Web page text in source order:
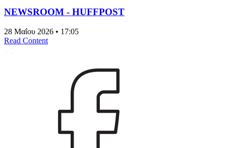
NEWSROOM - HUFFPOST
28 Μαΐου 2026 • 17:05
Read Content